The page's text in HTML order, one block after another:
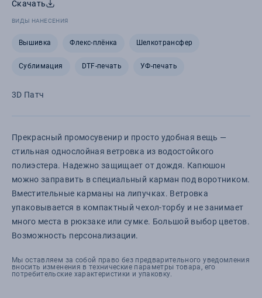
Скачать
ВИДЫ НАНЕСЕНИЯ
Вышивка Флекс-плёнка Шелкотрансфер
Сублимация DTF-печать УФ-печать
3D Патч
Прекрасный промосувенир и просто удобная вещь —
стильная однослойная ветровка из водостойкого
полиэстера. Надежно защищает от дождя. Капюшон
можно заправить в специальный карман под воротником.
Вместительные карманы на липучках. Ветровка
упаковывается в компактный чехол-торбу и не занимает
много места в рюкзаке или сумке. Большой выбор цветов.
Возможность персонализации.
Мы оставляем за собой право без предварительного уведомления
вносить изменения в технические параметры товара, его
потребительские характеристики и упаковку.